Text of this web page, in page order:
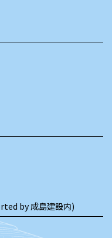
by 成島建設内)